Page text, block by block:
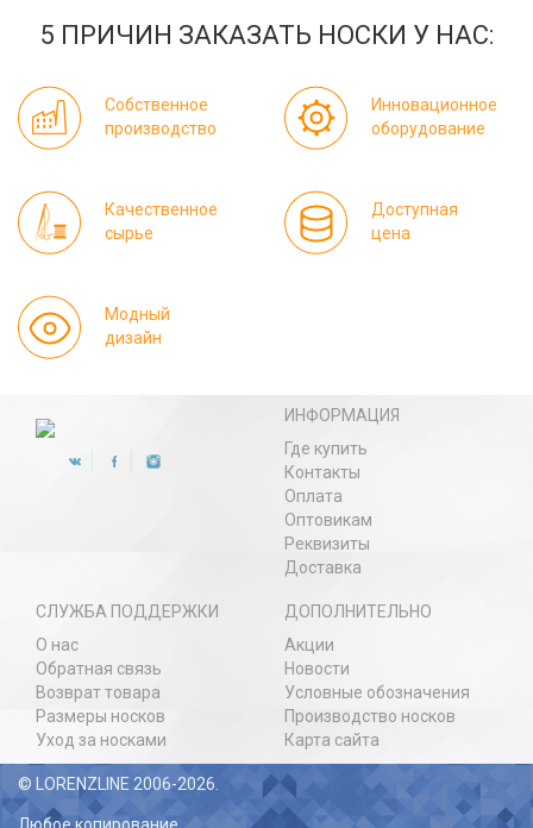
5 ПРИЧИН ЗАКАЗАТЬ НОСКИ У НАС:
Собственное
производство
Инновационное
оборудование
Качественное
сырье
Доступная
цена
Модный
дизайн
ИНФОРМАЦИЯ
Где купить
Контакты
Оплата
Оптовикам
Реквизиты
Доставка
СЛУЖБА ПОДДЕРЖКИ
О нас
Обратная связь
Возврат товара
Размеры носков
Уход за носками
ДОПОЛНИТЕЛЬНО
Акции
Новости
Условные обозначения
Производство носков
Карта сайта
© LORENZLINE 2006-2026.